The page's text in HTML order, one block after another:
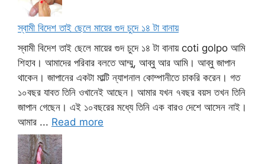
স্বামী বিদেশ তাই ছেলে মায়ের গুদ চুদে ১৪ টা বানায়
স্বামী বিদেশ তাই ছেলে মায়ের গুদ চুদে ১৪ টা বানায় coti golpo আমি
শিহাব। আমাদের পরিবার বলতে আম্মু, আব্বু আর আমি। আব্বু জাপান
থাকেন। জাপানের একটা মাল্টি ন্যাশনাল কোম্পানীতে চাকরি করেন। গত
১০বছর যাবত তিনি ওখানেই আছেন। আমার যখন ৭বছর বয়স তখন তিনি
জাপান গেছেন। এই ১০বছরের মধ্যে তিনি এক বারও দেশে আসেন নাই।
আমার ... Read more